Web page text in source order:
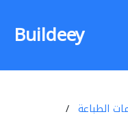
Buildeey
الطباعة